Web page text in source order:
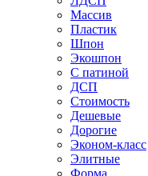
Массив
Пластик
Шпон
Экошпон
С патиной
ДСП
Стоимость
Дешевые
Дорогие
Эконом-класс
Элитные
Форма